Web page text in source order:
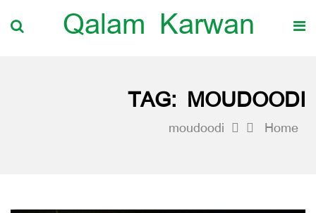
Qalam Karwan
TAG: MOUDOODI
Home
moudoodi